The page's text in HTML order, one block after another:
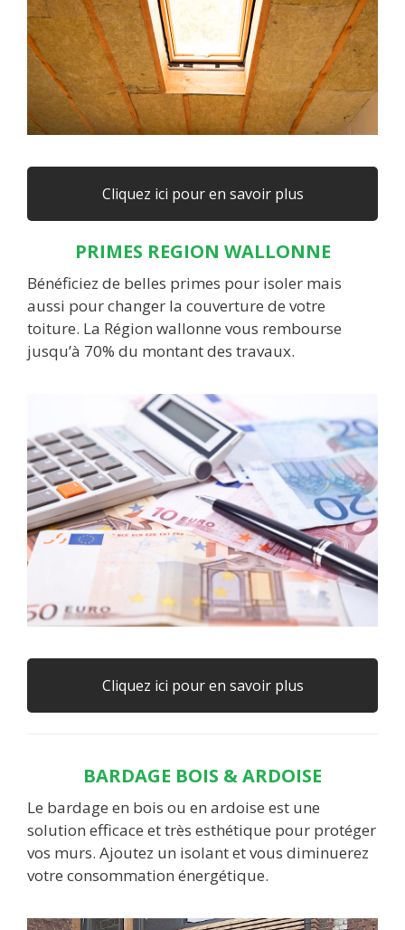
Cliquez ici pour en savoir plus
PRIMES REGION WALLONNE
Bénéficiez de belles primes pour isoler mais
aussi pour changer la couverture de votre
toiture. La Région wallonne vous rembourse
jusqu’à 70% du montant des travaux.
Cliquez ici pour en savoir plus
BARDAGE BOIS & ARDOISE
Le bardage en bois ou en ardoise est une
solution efficace et très esthétique pour protéger
vos murs. Ajoutez un isolant et vous diminuerez
votre consommation énergétique.